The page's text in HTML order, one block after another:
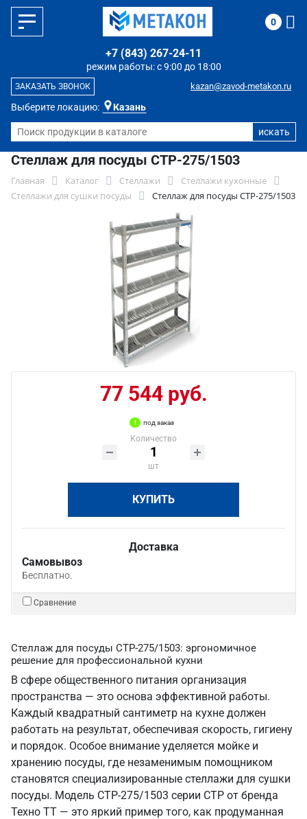
Выберите локацию: Казань
режим работы: с 9:00 до 18:00
+7 (843) 267-24-11
kazan@zavod-metakon.ru
ЗАКАЗАТЬ ЗВОНОК
0
Стеллаж для посуды СТР-275/1503
Главная Каталог Стеллажи
Стеллажи кухонные
Стеллажи для сушки посуды
Стеллаж для посуды СТР-275/1503
77 544 руб.
под заказ
Количество
шт
КУПИТЬ
Доставка
Самовывоз
Бесплатно.
Сравнение
Стеллаж для посуды СТР-275/1503: эргономичное
решение для профессиональной кухни
В сфере общественного питания организация
пространства — это основа эффективной работы.
Каждый квадратный сантиметр на кухне должен
работать на результат, обеспечивая скорость, гигиену
и порядок. Особое внимание уделяется мойке и
хранению посуды, где незаменимым помощником
становятся специализированные стеллажи для сушки
посуды. Модель СТР-275/1503 серии СТР от бренда
Техно ТТ — это яркий пример того, как продуманная